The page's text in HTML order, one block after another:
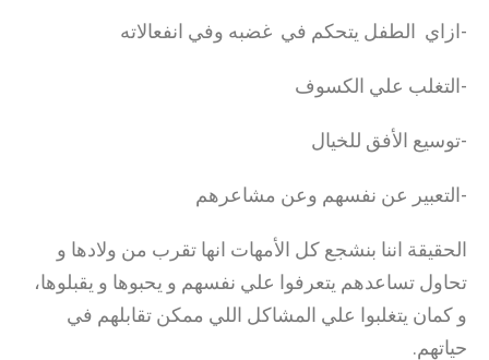
-ازاي الطفل يتحكم في غضبه وفي انفعالاته
-التغلب علي الكسوف
-توسيع الأفق للخيال
-التعبير عن نفسهم وعن مشاعرهم
الحقيقة اننا بنشجع كل الأمهات انها تقرب من ولادها و
تحاول تساعدهم يتعرفوا علي نفسهم و يحبوها و يقبلوها،
و كمان يتغلبوا علي المشاكل اللي ممكن تقابلهم في
حياتهم.